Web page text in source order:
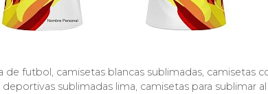
de futbol, camisetas blancas sublimadas, camisetas
deportivas sublimadas lima, camisetas para sublimar